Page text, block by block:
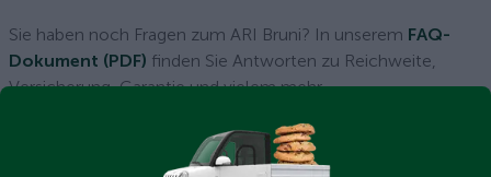
Sie haben noch Fragen zum ARI Bruni? In unserem FAQ-
Dokument (PDF) finden Sie Antworten zu Reichweite,
Versicherung, Garantie und vielem mehr.
Das könnte Sie auch interessieren